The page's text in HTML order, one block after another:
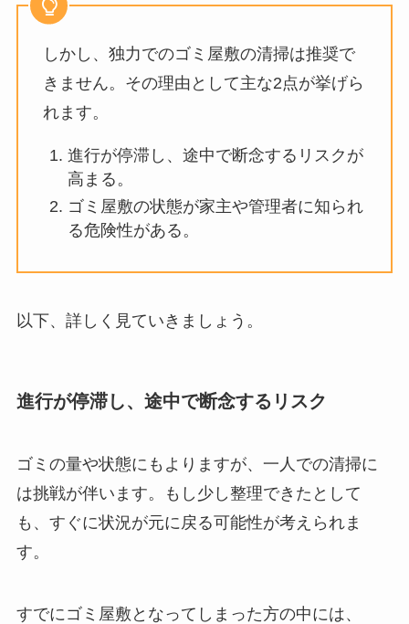
しかし、独力でのゴミ屋敷の清掃は推奨で
きません。その理由として主な2点が挙げら
れます。
進行が停滞し、途中で断念するリスクが
高まる。
ゴミ屋敷の状態が家主や管理者に知られ
る危険性がある。
以下、詳しく見ていきましょう。
進行が停滞し、途中で断念するリスク
ゴミの量や状態にもよりますが、一人での清掃に
は挑戦が伴います。もし少し整理できたとして
も、すぐに状況が元に戻る可能性が考えられま
す。
すでにゴミ屋敷となってしまった方の中には、